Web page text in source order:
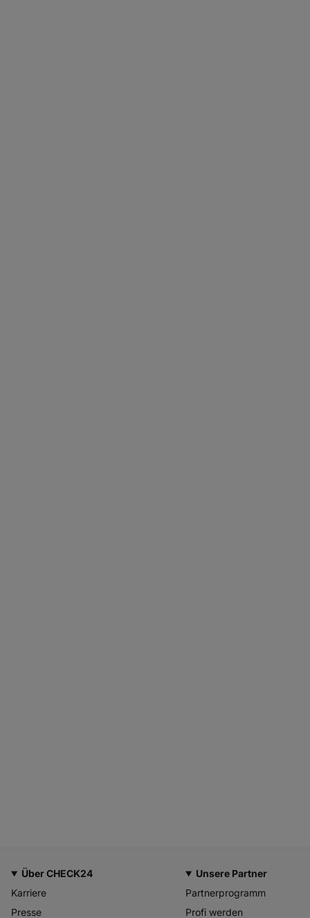
Über CHECK24
Karriere
Presse
Unsere Partner
Partnerprogramm
Profi werden